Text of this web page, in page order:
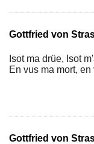
Gottfried von
Isot ma drüe, Isot
En vus ma mort, en
Gottfried von